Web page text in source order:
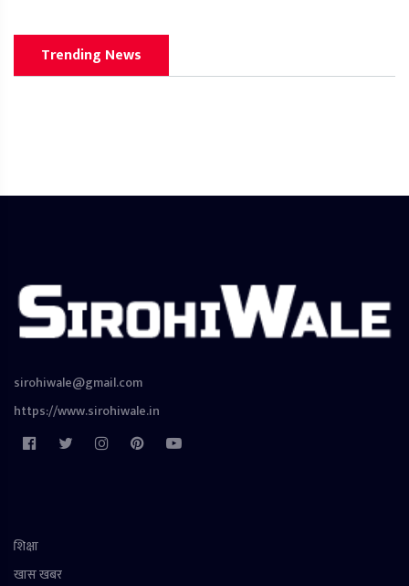
Trending News
sirohiwale@gmail.com
https://www.sirohiwale.in
शिक्षा
खास खबर